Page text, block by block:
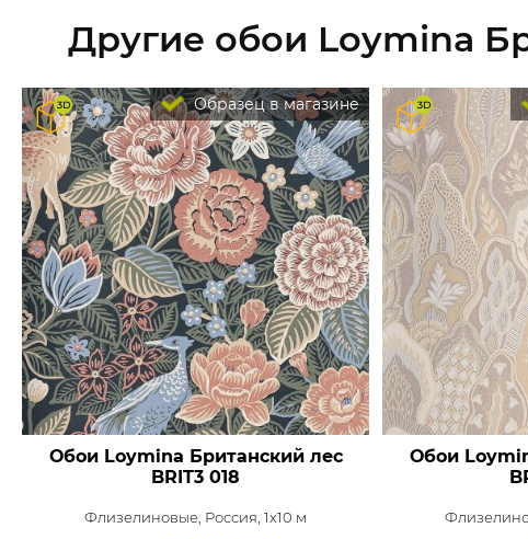
Другие обои Loymina
Образец в магазине
Обои Loymina Британский лес
BRIT3 018
Флизелиновые, Россия, 1x10 м
Обои